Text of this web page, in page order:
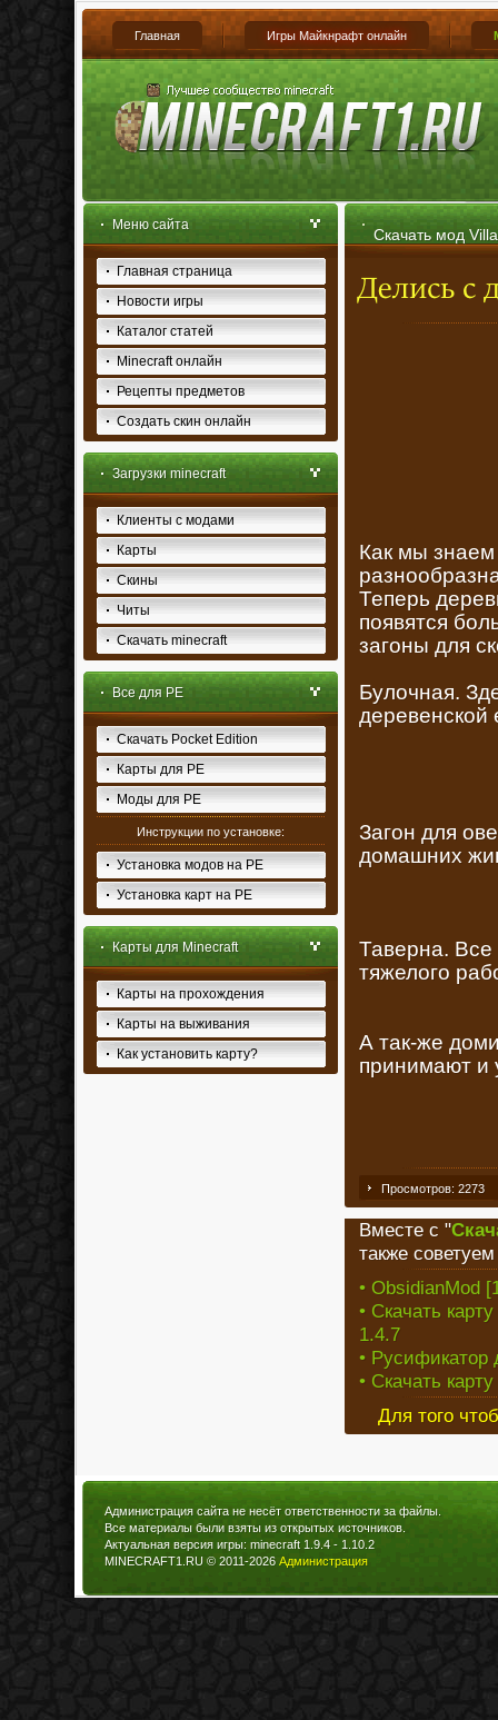
Главная Игры Майкнрафт онлайн
Меню сайта
Главная страница
Новости игры
Каталог статей
Minecraft онлайн
Рецепты предметов
Создать скин онлайн
Загрузки minecraft
Клиенты с модами
Карты
Скины
Читы
Скачать minecraft
Все для PE
Скачать Pocket Edition
Карты для PE
Моды для PE
Инструкции по установке:
Установка модов на PE
Установка карт на PE
Карты для Minecraft
Карты на прохождения
Карты на выживания
Как установить карту?
Скачать мод
Как мы знаем
Теперь
появятся
загоны для
Булочная.
деревенской
Загон для
домашних
Таверна. Все
тяжелого
А так-же
принимают и
Просмотров: 2273
Вместе с "
также
• ObsidianMod
• Скачать
1.4.7
• Русификатор
• Скачать
Для того
Администрация сайта не несёт ответственности за файлы.
Все материалы были взяты из открытых источников.
Актуальная версия игры: minecraft 1.9.4 - 1.10.2
MINECRAFT1.RU © 2011-2026 Администрация